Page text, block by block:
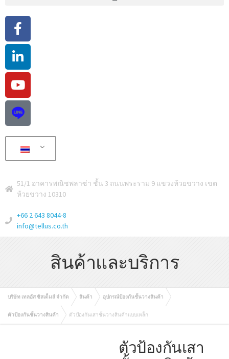
+66 2 643 8044-8
info@tellus.co.th
51/1 อาคารพณิชพลาซ่า ชั้น 3 ถนนพระราม 9 แขวงห้วยขวาง เขต
ห้วยขวาง 10310
สินค้าและบริการ
บริษัท เทลอัส ซิสเต็มส์ จำกัด สินค้า อุปกรณ์ป้องกันชั้นวางสินค้า
ตัวป้องกันชั้นวางสินค้า ตัวป้องกันเสาชั้นวางสินค้าแบบเหล็ก
ตัวป้องกันเสา